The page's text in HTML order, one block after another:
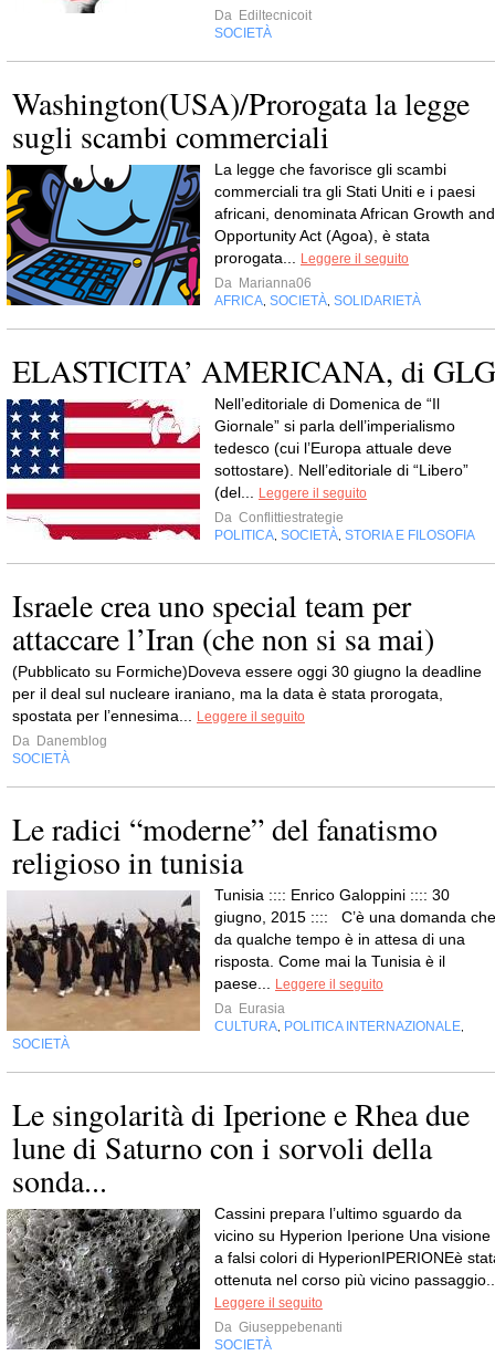
Da Ediltecnicoit
SOCIETÀ
Washington(USA)/Prorogata la legge
sugli scambi commerciali
La legge che favorisce gli scambi
commerciali tra gli Stati Uniti e i paesi
africani, denominata African Growth and
Opportunity Act (Agoa), è stata
prorogata...
Leggere il seguito
Da Marianna06
AFRICA SOCIETÀ SOLIDARIETÀ
ELASTICITA’ AMERICANA, di GLG
Nell’editoriale di Domenica de “Il
Giornale” si parla dell’imperialismo
tedesco (cui l’Europa attuale deve
sottostare). Nell’editoriale di “Libero”
(del...
Leggere il seguito
Da Conflittiestrategie
POLITICA SOCIETÀ STORIA E FILOSOFIA
Israele crea uno special team per
attaccare l’Iran (che non si sa mai)
(Pubblicato su Formiche)Doveva essere oggi 30 giugno la deadline
per il deal sul nucleare iraniano, ma la data è stata prorogata,
spostata per l’ennesima...
Leggere il seguito
Da Danemblog
SOCIETÀ
Le radici “moderne” del fanatismo
religioso in tunisia
Tunisia :::: Enrico Galoppini :::: 30
giugno, 2015 :::: C’è una domanda che
da qualche tempo è in attesa di una
risposta. Come mai la Tunisia è il
paese...
Leggere il seguito
Da Eurasia
CULTURA POLITICA INTERNAZIONALE
SOCIETÀ
Le singolarità di Iperione e Rhea due
lune di Saturno con i sorvoli della
sonda...
Cassini prepara l’ultimo sguardo da
vicino su Hyperion Iperione Una visione
a falsi colori di HyperionIPERIONEè
ottenuta nel corso più vicino
Leggere il seguito
Da Giuseppebenanti
SOCIETÀ